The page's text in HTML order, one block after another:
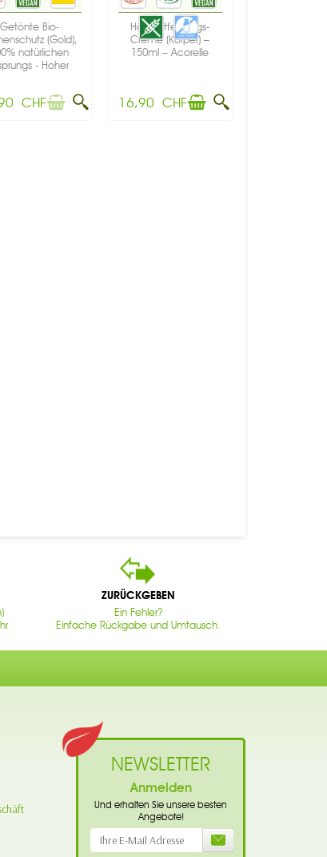
Getönte Bio-
(Gold),
natürlichen
- Hoher
CHF
Haarentfernungs-
Creme (Körper) –
150ml – Acorelle
16,90 CHF
ZURÜCKGEBEN
Ein Fehler?
Einfache Rückgabe und Umtausch.
NEWSLETTER
Anmelden
Und erhalten Sie unsere besten
Angebote!